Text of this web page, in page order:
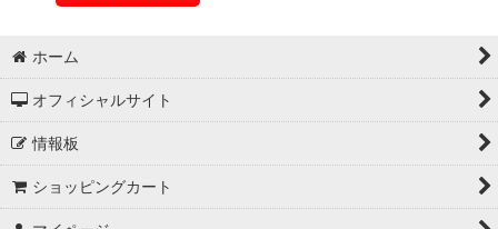
ホーム
オフィシャルサイト
情報板
ショッピングカート